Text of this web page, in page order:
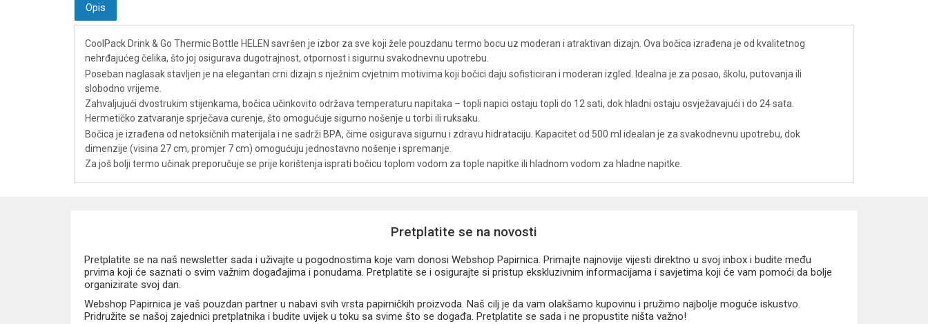
Opis
CoolPack Drink & Go Thermic Bottle HELEN savršen je izbor za sve koji žele pouzdanu termo bocu uz moderan i atraktivan dizajn. Ova bočica izrađena je od kvalitetnog
nehrđajućeg čelika, što joj osigurava dugotrajnost, otpornost i sigurnu svakodnevnu upotrebu.
Poseban naglasak stavljen je na elegantan crni dizajn s nježnim cvjetnim motivima koji bočici daju sofisticiran i moderan izgled. Idealna je za posao, školu, putovanja ili
slobodno vrijeme.
Zahvaljujući dvostrukim stijenkama, bočica učinkovito održava temperaturu napitaka – topli napici ostaju topli do 12 sati, dok hladni ostaju osvježavajući i do 24 sata.
Hermetičko zatvaranje sprječava curenje, što omogućuje sigurno nošenje u torbi ili ruksaku.
Bočica je izrađena od netoksičnih materijala i ne sadrži BPA, čime osigurava sigurnu i zdravu hidrataciju. Kapacitet od 500 ml idealan je za svakodnevnu upotrebu, dok
dimenzije (visina 27 cm, promjer 7 cm) omogućuju jednostavno nošenje i spremanje.
Za još bolji termo učinak preporučuje se prije korištenja isprati bočicu toplom vodom za tople napitke ili hladnom vodom za hladne napitke.
Pretplatite se na novosti
Pretplatite se na naš newsletter sada i uživajte u pogodnostima koje vam donosi Webshop Papirnica. Primajte najnovije vijesti direktno u svoj inbox i budite među
prvima koji će saznati o svim važnim događajima i ponudama. Pretplatite se i osigurajte si pristup ekskluzivnim informacijama i savjetima koji će vam pomoći da bolje
organizirate svoj dan.
Webshop Papirnica je vaš pouzdan partner u nabavi svih vrsta papirničkih proizvoda. Naš cilj je da vam olakšamo kupovinu i pružimo najbolje moguće iskustvo.
Pridružite se našoj zajednici pretplatnika i budite uvijek u toku sa svime što se događa. Pretplatite se sada i ne propustite ništa važno!